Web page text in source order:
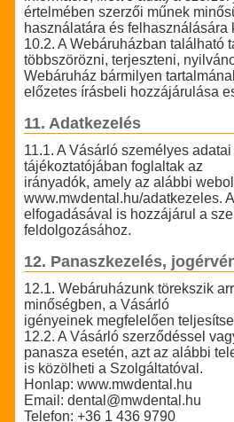
értelmében szerzői műnek
használatára és
10.2. A Webáruházban található
többszörözni, terjeszteni,
Webáruház bármilyen
előzetes írásbeli hozzájárulása
11. Adatkezelés
11.1. A Vásárló személyes
tájékoztatójában foglaltak az
irányadók, amely az alábbi
www.mwdental.hu/adatkezeles.
elfogadásával is hozzájárul a
feldolgozásához.
12. Panaszkezelés,
12.1. Webáruházunk törekszik
minőségben, a Vásárló
igényeinek megfelelően
12.2. A Vásárló szerződéssel
panasza esetén, azt az alábbi
is közölheti a Szolgáltatóval.
Honlap: www.mwdental.hu
Email: dental@mwdental.hu
Telefon: +36 1 436 9790